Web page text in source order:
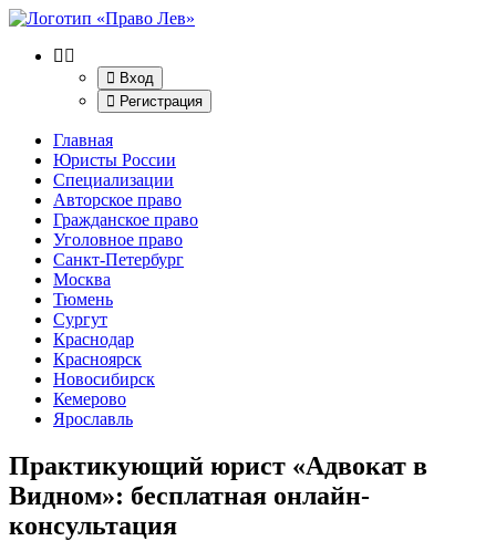
Вход
Регистрация
Главная
Юристы России
Специализации
Авторское право
Гражданское право
Уголовное право
Санкт-Петербург
Москва
Тюмень
Сургут
Краснодар
Красноярск
Новосибирск
Кемерово
Ярославль
Практикующий юрист «Адвокат в
Видном»: бесплатная онлайн-
консультация